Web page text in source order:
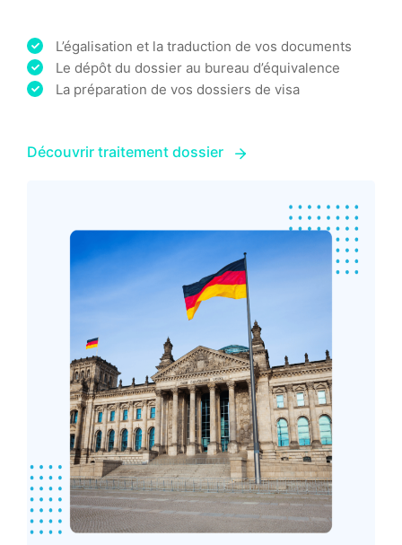
L’égalisation et la traduction de vos documents
Le dépôt du dossier au bureau d’équivalence
La préparation de vos dossiers de visa
Découvrir traitement dossier